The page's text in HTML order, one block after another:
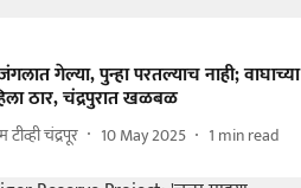
गेल्या, पुन्हा परतल्याच नाही; वाघाच्या
ठार, चंद्रपुरात खळबळ
चंद्रपूर 10 May 2025 1 min read